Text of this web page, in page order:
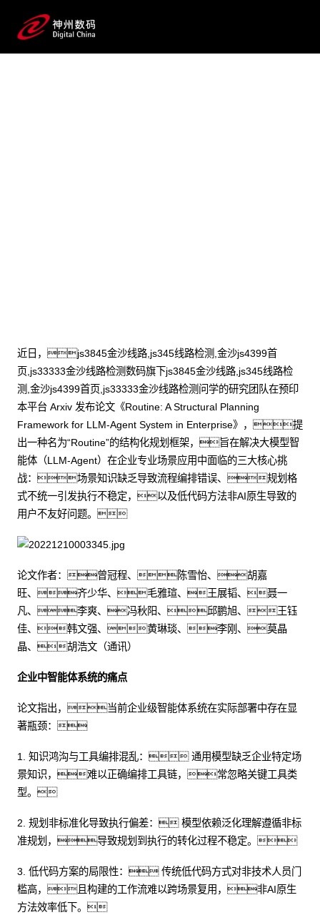
近日，js3845金沙线路,js345线路检测,金沙js4399首
页,js33333金沙线路检测数码旗下js3845金沙线路,js345线路检
测,金沙js4399首页,js33333金沙线路检测问学的研究团队在预印
本平台 Arxiv 发布论文《Routine: A Structural Planning
Framework for LLM-Agent System in Enterprise》，提
出一种名为“Routine”的结构化规划框架，旨在解决大模型智
能体（LLM-Agent）在企业专业场景应用中面临的三大核心挑
战：场景知识缺乏导致流程编排错误、规划格
式不统一引发执行不稳定，以及低代码方法非AI原生导致的
用户不友好问题。
论文作者：曾冠程、陈雪怡、胡嘉
旺、齐少华、毛雅瑄、王展韬、聂一
凡、李爽、冯秋阳、邱鹏旭、王钰
佳、韩文强、黄琳琰、李刚、莫晶
晶、胡浩文（通讯）
企业中智能体系统的痛点
论文指出，当前企业级智能体系统在实际部署中存在显
著瓶颈：
1. 知识鸿沟与工具编排混乱： 通用模型缺乏企业特定场
景知识，难以正确编排工具链，常忽略关键工具类
型。
2. 规划非标准化导致执行偏差： 模型依赖泛化理解遵循非标
准规划，导致规划到执行的转化过程不稳定。
3. 低代码方案的局限性： 传统低代码方式对非技术人员门
槛高，且构建的工作流难以跨场景复用，非AI原生
方法效率低下。